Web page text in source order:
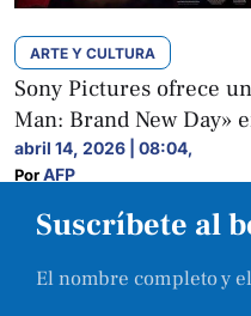
ARTE Y CULTURA
Sony Pictures ofrece
Man: Brand New Day»
abril 14, 2026 | 08:04,
Por AFP
Suscríbete al
El nombre completo y